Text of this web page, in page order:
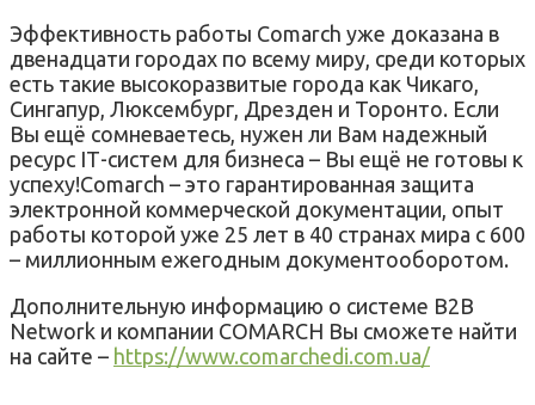
Эффективность работы Comarch уже доказана в
двенадцати городах по всему миру, среди которых
есть такие высокоразвитые города как Чикаго,
Сингапур, Люксембург, Дрезден и Торонто. Если
Вы ещё сомневаетесь, нужен ли Вам надежный
ресурс IТ-систем для бизнеса – Вы ещё не готовы к
успеху!Comarch – это гарантированная защита
электронной коммерческой документации, опыт
работы которой уже 25 лет в 40 странах мира с 600
– миллионным ежегодным документооборотом.
Дополнительную информацию о системе B2B
Network и компании COMARCH Вы сможете найти
на сайте – https://www.comarchedi.com.ua/